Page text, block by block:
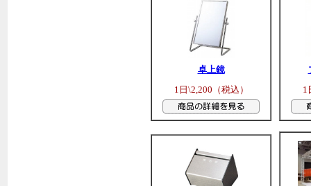
卓上鏡
1日\2,200（税込）
1